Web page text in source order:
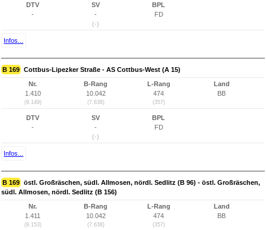
DTV
-
SV
-
(-)
BPL
FD
Infos...
B 169 Cottbus-Lipezker Straße - AS Cottbus-West (A 15)
Nr.
1.410
(9.149)
B-Rang
10.042
(7.638)
L-Rang
474
(357)
Land
BB
DTV
-
SV
-
(-)
BPL
FD
Infos...
B 169 östl. Großräschen, südl. Allmosen, nördl. Sedlitz (B 96) - östl. Großräschen,
südl. Allmosen, nördl. Sedlitz (B 156)
Nr.
1.411
(9.153)
B-Rang
10.042
(7.638)
L-Rang
474
(357)
Land
BB